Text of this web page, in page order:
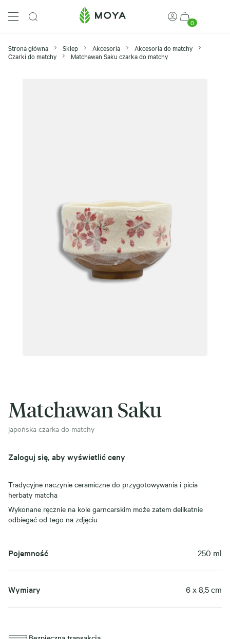
0
Strona główna Sklep Akcesoria
Akcesoria do matchy
Czarki do matchy
Matchawan Saku czarka do matchy
Matchawan Saku
japońska czarka do matchy
Zaloguj się, aby wyświetlić ceny
Tradycyjne naczynie ceramiczne do przygotowywania i picia
herbaty matcha
Wykonane ręcznie na kole garncarskim może zatem delikatnie
odbiegać od tego na zdjęciu
Pojemność 250 ml
Wymiary 6 x 8,5 cm